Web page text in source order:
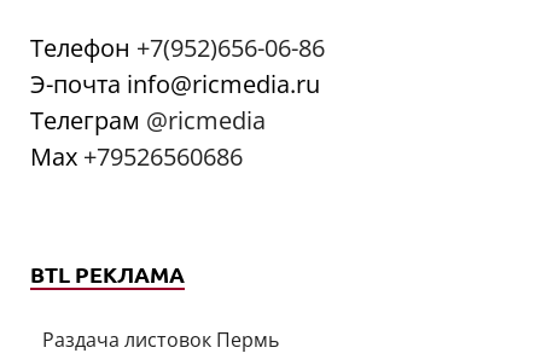
Телефон +7(952)656-06-86
Э-почта info@ricmedia.ru
Телеграм @ricmedia
Мах +79526560686
BTL РЕКЛАМА
Раздача листовок Пермь